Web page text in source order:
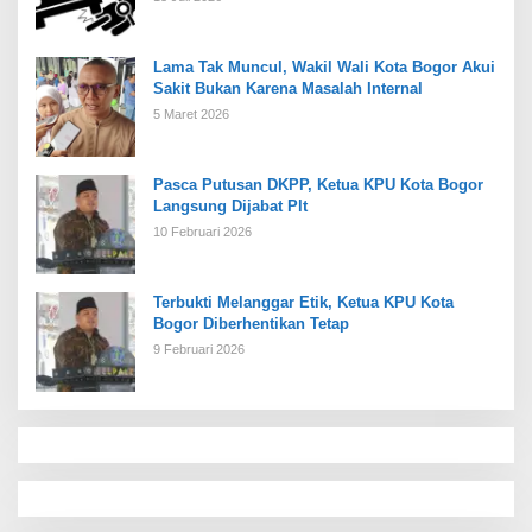
Lama Tak Muncul, Wakil Wali Kota Bogor Akui
Sakit Bukan Karena Masalah Internal
5 Maret 2026
Pasca Putusan DKPP, Ketua KPU Kota Bogor
Langsung Dijabat Plt
10 Februari 2026
Terbukti Melanggar Etik, Ketua KPU Kota
Bogor Diberhentikan Tetap
9 Februari 2026